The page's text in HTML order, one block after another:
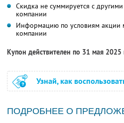
Скидка не суммируется с
компании
Информацию по условиям акции
компании
Купон действителен по 31 мая 2025
Узнай, как
ПОДРОБНЕЕ О